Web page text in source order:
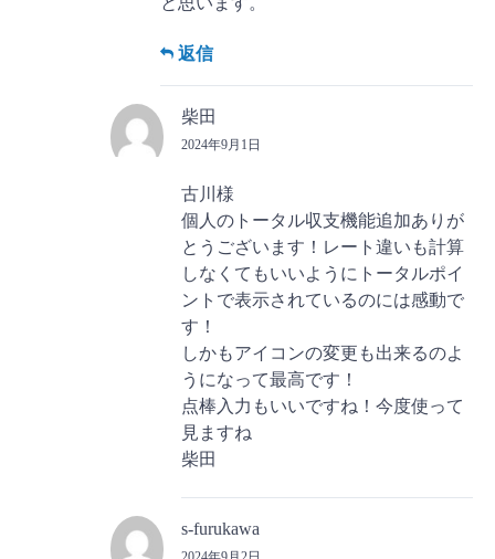
返信
柴田
2024年9月1日
古川様
個人のトータル収支機能追加ありが
とうございます！レート違いも計算
しなくてもいいようにトータルポイ
ントで表示されているのには感動で
す！
しかもアイコンの変更も出来るのよ
うになって最高です！
点棒入力もいいですね！今度使って
見ますね
柴田
s-furukawa